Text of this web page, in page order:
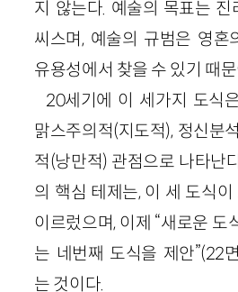
지 않는다. 예술의 목표는
씨스며, 예술의 규범은 영혼
유용성에서 찾을 수 있기 때
20세기에 이 세가지 도식
맑스주의적(지도적), 정신분
적(낭만적) 관점으로 나타난
의 핵심 테제는, 이 세 도식
이르렀으며, 이제 “새로운 도
는 네번째 도식을 제안”(22
는 것이다.